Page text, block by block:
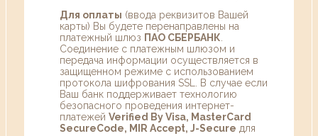
Для оплаты (ввода реквизитов Вашей
карты) Вы будете перенаправлены на
платежный шлюз ПАО СБЕРБАНК
Соединение с платежным шлюзом и
передача информации осуществляется в
защищенном режиме с использованием
протокола шифрования SSL. В случае если
Ваш банк поддерживает технологию
безопасного проведения интернет-
платежей Verified By Visa, MasterCard
SecureCode, MIR Accept, J-Secure для